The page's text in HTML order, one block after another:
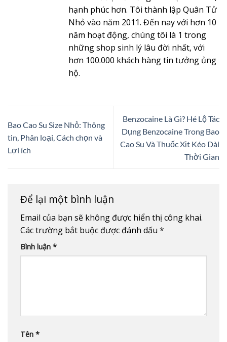
hạnh phúc hơn. Tôi thành lập Quân Tử
Nhỏ vào năm 2011. Đến nay với hơn 10
năm hoạt động, chúng tôi là 1 trong
những shop sinh lý lâu đời nhất, với
hơn 100.000 khách hàng tin tưởng ủng
hộ.
Bao Cao Su Size Nhỏ: Thông
tin, Phân loại, Cách chọn và
Lợi ích
Benzocaine Là Gì? Hé Lộ Tác
Dụng Benzocaine Trong Bao
Cao Su Và Thuốc Xịt Kéo Dài
Thời Gian
Để lại một bình luận
Email của bạn sẽ không được hiển thị công khai.
Các trường bắt buộc được đánh dấu *
Bình luận *
Tên *